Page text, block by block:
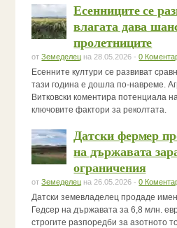
Есенниците се
влагата дава
пролетниците
отЗемеделец на 28.05.2026 -0
Есенните култури се развиват
тази година е дошла по-навреме.
Витковски коментира потенциала
ключовите фактори за реколтата.
Датски фермер
на държавата
ограничения
отЗемеделец на 26.05.2026 -0
Датски земевладелец продаде
Гедсер на държавата за 6,8 млн.
строгите разпоредби за азотното